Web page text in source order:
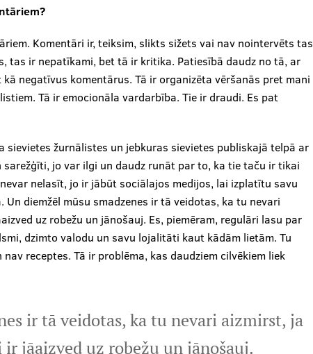
Komentāri ir, teiksim, slikts sižets vai nav nointervēts tas
tas ir nepatīkami, bet tā ir kritika. Patiesībā daudz no tā, ar
negatīvus komentārus. Tā ir organizēta vēršanās pret mani
Tā ir emocionāla vardarbība. Tie ir draudi. Es pat
žurnālistes un jebkuras sievietes publiskajā telpā ar
sarežģīti, jo var ilgi un daudz runāt par to, ka tie taču ir tikai
nelasīt, jo ir jābūt sociālajos medijos, lai izplatītu savu
diemžēl mūsu smadzenes ir tā veidotas, ka tu nevari
uz robežu un jānošauj. Es, piemēram, regulāri lasu par
dzimto valodu un savu lojalitāti kaut kādām lietām. Tu
receptes. Tā ir problēma, kas daudziem cilvēkiem liek
ir tā veidotas, ka tu nevari aizmirst, ja
ir jāaizved uz robežu un jānošauj.